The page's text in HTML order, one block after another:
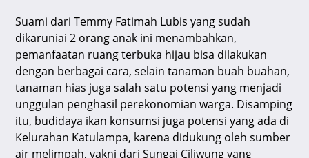
Suami dari Temmy Fatimah Lubis yang sudah
dikaruniai 2 orang anak ini menambahkan,
pemanfaatan ruang terbuka hijau bisa dilakukan
dengan berbagai cara, selain tanaman buah buahan,
tanaman hias juga salah satu potensi yang menjadi
unggulan penghasil perekonomian warga. Disamping
itu, budidaya ikan konsumsi juga potensi yang ada di
Kelurahan Katulampa, karena didukung oleh sumber
air melimpah, yakni dari Sungai Ciliwung yang